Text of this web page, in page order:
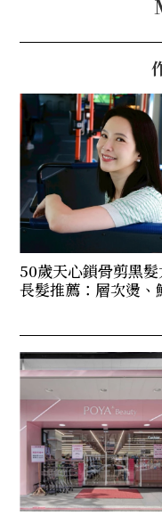
50歲天心鎖骨剪黑
長髮推薦：層次燙